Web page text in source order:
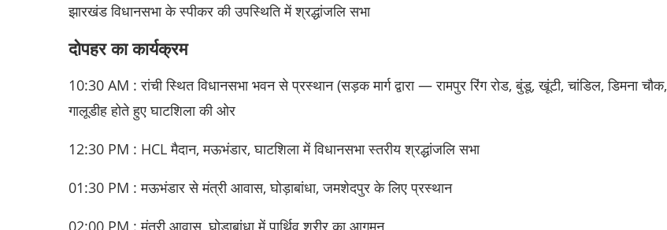
झारखंड विधानसभा के स्पीकर की उपस्थिति में श्रद्धांजलि सभा
दोपहर का कार्यक्रम
10:30 AM : रांची स्थित विधानसभा भवन से प्रस्थान (सड़क मार्ग द्वारा — रामपुर रिंग रोड, बुंडू, खूंटी, चांडिल, डिमना चौक,
गालूडीह होते हुए घाटशिला की ओर
12:30 PM : HCL मैदान, मऊभंडार, घाटशिला में विधानसभा स्तरीय श्रद्धांजलि सभा
01:30 PM : मऊभंडार से मंत्री आवास, घोड़ाबांधा, जमशेदपुर के लिए प्रस्थान
02:00 PM : मंत्री आवास, घोड़ाबांधा में पार्थिव शरीर का आगमन